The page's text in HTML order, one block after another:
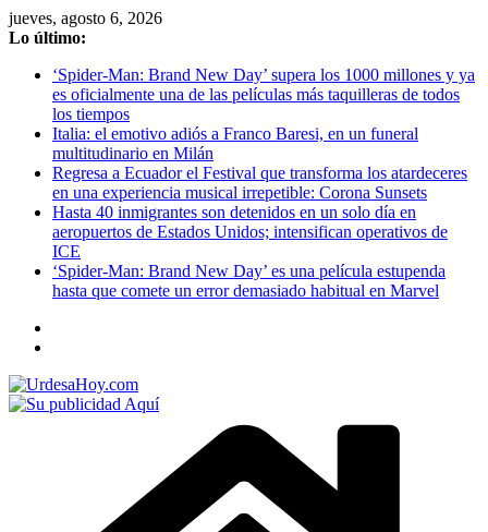
Saltar
al
jueves, agosto 6, 2026
Lo último:
‘Spider-Man: Brand New Day’ supera los 1000 millones y ya
es oficialmente una de las películas más taquilleras de todos
los tiempos
Italia: el emotivo adiós a Franco Baresi, en un funeral
multitudinario en Milán
Regresa a Ecuador el Festival que transforma los atardeceres
en una experiencia musical irrepetible: Corona Sunsets
Hasta 40 inmigrantes son detenidos en un solo día en
aeropuertos de Estados Unidos; intensifican operativos de
ICE
‘Spider-Man: Brand New Day’ es una película estupenda
hasta que comete un error demasiado habitual en Marvel